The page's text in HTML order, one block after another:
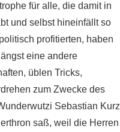
für alle, die damit in
und selbst hineinfällt so
profitierten, haben
eine andere
üblen Tricks,
zum Zwecke des
Sebastian Kurz
saß, weil die Herren